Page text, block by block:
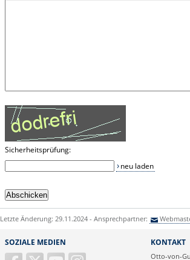
Sicherheitsprüfung:
neu laden
Letzte Änderung: 29.11.2024 - Ansprechpartner:
SOZIALE MEDIEN KONTAKT
Otto-von-